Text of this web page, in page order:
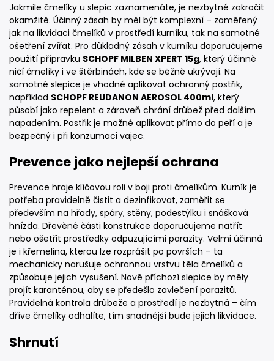
Jakmile čmelíky u slepic zaznamenáte, je nezbytné zakročit
okamžitě. Účinný zásah by měl být komplexní – zaměřený
jak na likvidaci čmelíků v prostředí kurníku, tak na samotné
ošetření zvířat. Pro důkladný zásah v kurníku doporučujeme
použití přípravku SCHOPF MILBEN XPERT 15g, který účinně
ničí čmelíky i ve štěrbinách, kde se běžně ukrývají. Na
samotné slepice je vhodné aplikovat ochranný postřik,
například SCHOPF REUDANON AEROSOL 400ml, který
působí jako repelent a zároveň chrání drůbež před dalším
napadením. Postřik je možné aplikovat přímo do peří a je
bezpečný i při konzumaci vajec.
Prevence jako nejlepší ochrana
Prevence hraje klíčovou roli v boji proti čmelíkům. Kurník je
potřeba pravidelně čistit a dezinfikovat, zaměřit se
především na hřady, spáry, stěny, podestýlku i snášková
hnízda. Dřevěné části konstrukce doporučujeme natřít
nebo ošetřit prostředky odpuzujícími parazity. Velmi účinná
je i křemelina, kterou lze rozprášit po površích – ta
mechanicky narušuje ochrannou vrstvu těla čmelíků a
způsobuje jejich vysušení. Nově příchozí slepice by měly
projít karanténou, aby se předešlo zavlečení parazitů.
Pravidelná kontrola drůbeže a prostředí je nezbytná – čím
dříve čmelíky odhalíte, tím snadnější bude jejich likvidace.
Shrnutí